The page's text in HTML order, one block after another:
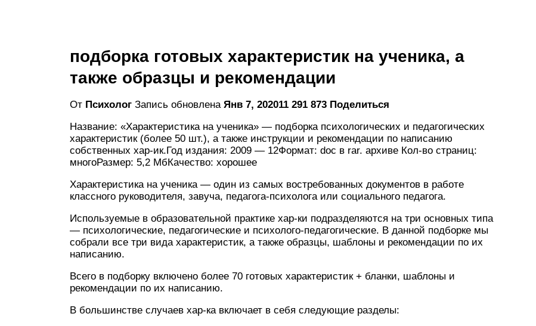
подборка готовых характеристик на ученика, а
также образцы и рекомендации
От Психолог Запись обновлена Янв 7, 202011 291 873 Поделиться
Название: «Характеристика на ученика» — подборка психологических и педагогических
характеристик (более 50 шт.), а также инструкции и рекомендации по написанию
собственных хар-ик.Год издания: 2009 — 12Формат: doc в rar. архиве Кол-во страниц:
многоРазмер: 5,2 МбКачество: хорошее
Характеристика на ученика — один из самых востребованных документов в работе
классного руководителя, завуча, педагога-психолога или социального педагога.
Используемые в образовательной практике хар-ки подразделяются на три основных типа
— психологические, педагогические и психолого-педагогические. В данной подборке мы
собрали все три вида характеристик, а также образцы, шаблоны и рекомендации по их
написанию.
Всего в подборку включено более 70 готовых характеристик + бланки, шаблоны и
рекомендации по их написанию.
В большинстве случаев хар-ка включает в себя следующие разделы: